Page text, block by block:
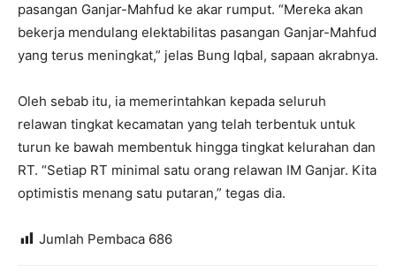
pasangan Ganjar-Mahfud ke akar rumput. “Mereka akan
bekerja mendulang elektabilitas pasangan Ganjar-Mahfud
yang terus meningkat,” jelas Bung Iqbal, sapaan akrabnya.
Oleh sebab itu, ia memerintahkan kepada seluruh
relawan tingkat kecamatan yang telah terbentuk untuk
turun ke bawah membentuk hingga tingkat kelurahan dan
RT. “Setiap RT minimal satu orang relawan IM Ganjar. Kita
optimistis menang satu putaran,” tegas dia.
Jumlah Pembaca 686